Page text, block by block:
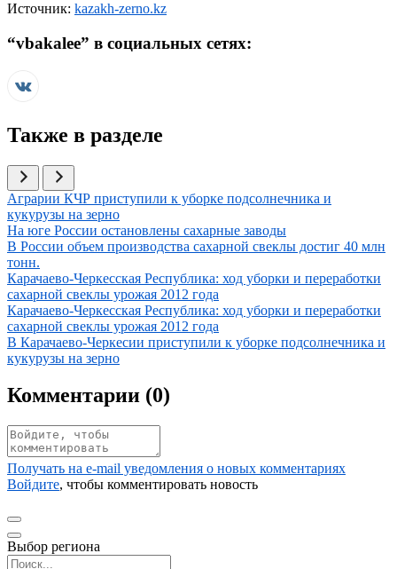
Источник: kazakh-zerno.kz
“vbakalee” в социальных сетях:
Также в разделе
Иллюстрация новости
Аграрии КЧР приступили к уборке подсолнечника и
кукурузы на зерно
Иллюстрация новости
На юге России остановлены сахарные заводы
Иллюстрация новости
В России объем производства сахарной свеклы достиг 40 млн
тонн.
Иллюстрация новости
Карачаево-Черкесская Республика: ход уборки и переработки
сахарной свеклы урожая 2012 года
Иллюстрация новости
Карачаево-Черкесская Республика: ход уборки и переработки
сахарной свеклы урожая 2012 года
Иллюстрация новости
В Карачаево-Черкесии приступили к уборке подсолнечника и
кукурузы на зерно
Комментарии (0)
Получать на e‑mail уведомления о новых комментариях
Войдите, чтобы комментировать новость
Выбор региона